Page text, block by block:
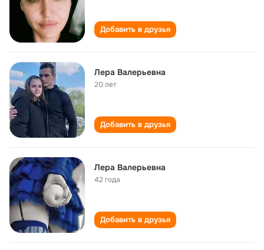
Добавить в друзья
Лера Валерьевна
20 лет
Добавить в друзья
Лера Валерьевна
42 года
Добавить в друзья